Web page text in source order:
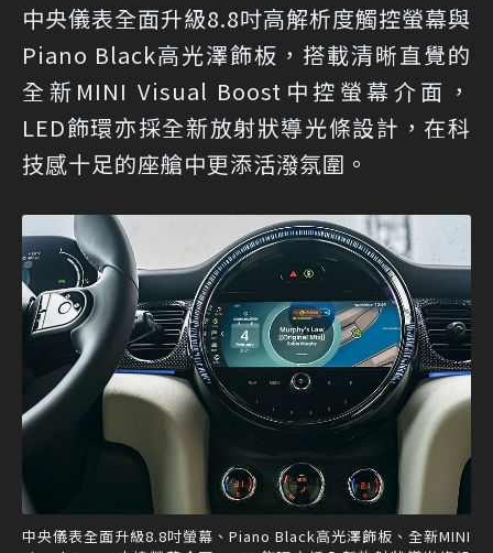
中央儀表全面升級8.8吋高解析度觸控螢幕與
Piano Black高光澤飾板，搭載清晰直覺的
全新MINI Visual Boost中控螢幕介面，
LED飾環亦採全新放射狀導光條設計，在科
技感十足的座艙中更添活潑氛圍。
中央儀表全面升級8.8吋螢幕、Piano Black高光澤飾板、全新MINI